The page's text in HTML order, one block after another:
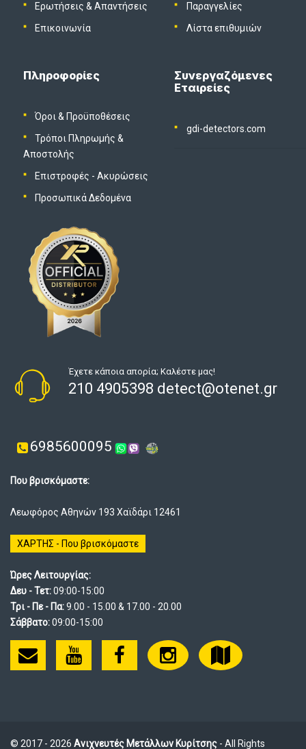
Ερωτήσεις & Απαντήσεις
Επικοινωνία
Παραγγελίες
Λίστα επιθυμιών
Πληροφορίες
Όροι & Προϋποθέσεις
Τρόποι Πληρωμής &
Αποστολής
Επιστροφές - Ακυρώσεις
Προσωπικά Δεδομένα
Συνεργαζόμενες
Εταιρείες
gdi-detectors.com
Έχετε κάποια απορία; Καλέστε μας!
210 4905398 detect@otenet.gr
6985600095
Που βρισκόμαστε:
Λεωφόρος Αθηνών 193 Χαϊδάρι 12461
ΧΑΡΤΗΣ - Που βρισκόμαστε
Ώρες Λειτουργίας:
Δευ - Τετ:09:00-15:00
Τρι - Πε - Πα:9.00 - 15.00 & 17.00 - 20.00
Σάββατο:09:00-15:00
© 2017 - 2026 Ανιχνευτές Μετάλλων Κυρίτσης - All Rights